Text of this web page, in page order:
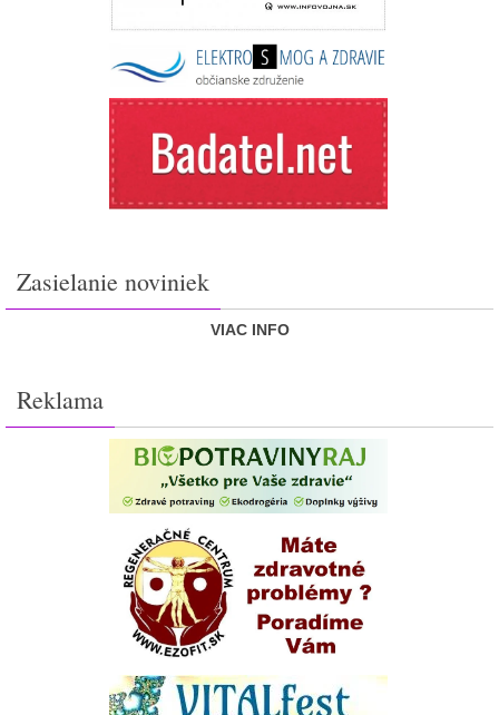
Zasielanie noviniek
VIAC INFO
Reklama